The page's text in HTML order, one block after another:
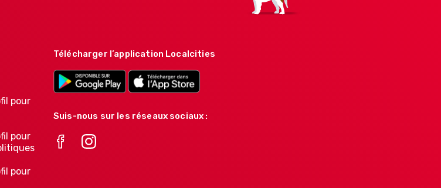
pour
pour
pour
Télécharger l’application Localcities
Suis-nous sur les réseaux sociaux :